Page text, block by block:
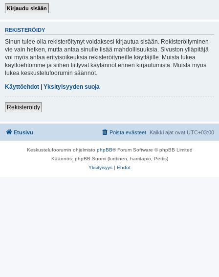
REKISTERÖIDY
Sinun tulee olla rekisteröitynyt voidaksesi kirjautua sisään. Rekisteröityminen
vie vain hetken, mutta antaa sinulle lisää mahdollisuuksia. Sivuston ylläpitäjä
voi myös antaa erityisoikeuksia rekisteröityneille käyttäjille. Muista lukea
käyttöehtomme ja siihen liittyvät käytännöt ennen kirjautumista. Muista myös
lukea keskustelufoorumin säännöt.
Käyttöehdot | Yksityisyyden suoja
Rekisteröidy
Etusivu Kaikki ajat ovat UTC+03:00
Poista evästeet
Keskustelufoorumin ohjelmisto phpBB® Forum Software © phpBB Limited
Käännös: phpBB Suomi (lurttinen, harritapio, Pettis)
Yksityisyys | Ehdot